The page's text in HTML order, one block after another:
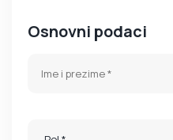
Osnovni podaci